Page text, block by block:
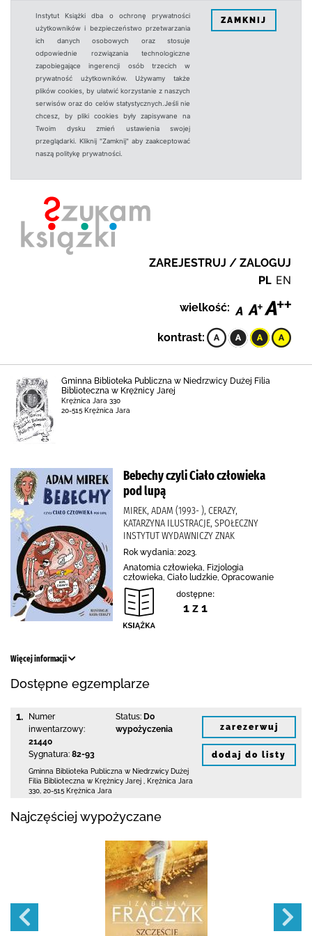
Instytut Książki dba o ochronę prywatności
użytkowników i bezpieczeństwo przetwarzania
ich danych osobowych oraz stosuje
odpowiednie rozwiązania technologiczne
zapobiegające ingerencji osób trzecich w
prywatność użytkowników. Używamy także
plików cookies, by ułatwić korzystanie z naszych
serwisów oraz do celów statystycznych.Jeśli nie
chcesz, by pliki cookies były zapisywane na
Twoim dysku zmień ustawienia swojej
przeglądarki. Kliknij "Zamknij" aby zaakceptować
naszą politykę prywatności.
ZAMKNIJ
ZAREJESTRUJ / ZALOGUJ
PL EN
wielkość:
kontrast:
Gminna Biblioteka Publiczna w Niedrzwicy Dużej Filia
Biblioteczna w Krężnicy Jarej
Krężnica Jara 330
20-515 Krężnica Jara
Bebechy czyli Ciało człowieka
pod lupą
MIREK, ADAM (1993- ), CERAZY,
KATARZYNA ILUSTRACJE, SPOŁECZNY
INSTYTUT WYDAWNICZY ZNAK
Rok wydania: 2023.
Anatomia człowieka, Fizjologia
człowieka, Ciało ludzkie, Opracowanie
dostępne:
1 z 1
Więcej informacji
Dostępne egzemplarze
1.
Numer
inwentarzowy:
21440
Sygnatura: 82-93
Status: Do
wypożyczenia
Gminna Biblioteka Publiczna w Niedrzwicy Dużej
Filia Biblioteczna w Krężnicy Jarej
Krężnica Jara
330 20-515 Krężnica Jara
zarezerwuj
dodaj do listy
Najczęściej wypożyczane